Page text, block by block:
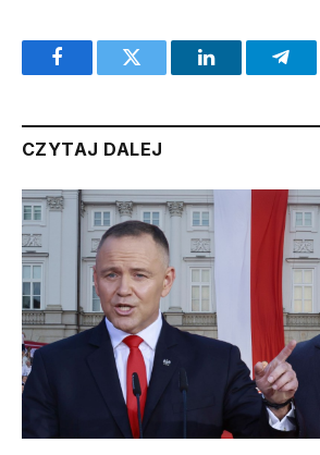
FacebookTwitter LinkedIn
CZYTAJ DALEJ